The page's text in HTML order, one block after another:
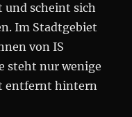
und scheint sich
Im Stadtgebiet
von IS
steht nur wenige
entfernt hintern